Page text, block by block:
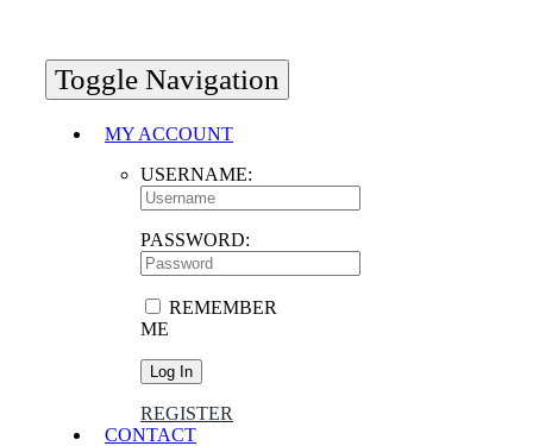
Toggle Navigation
MY ACCOUNT
USERNAME:
PASSWORD:
REMEMBER
ME
REGISTER
CONTACT